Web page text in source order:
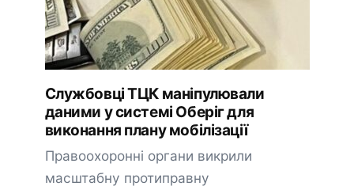
Службовці ТЦК маніпулювали
даними у системі Оберіг для
виконання плану мобілізації
Правоохоронні органи викрили
масштабну протиправну